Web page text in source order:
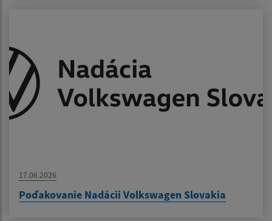
17.06.2026
Poďakovanie Nadácii Volkswagen Slovakia